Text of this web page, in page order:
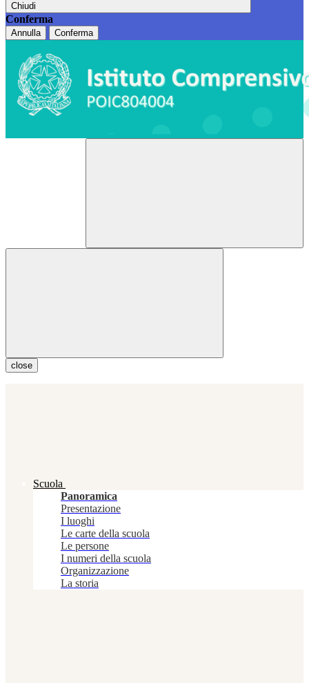
Chiudi
Conferma
Annulla Conferma
close
Scuola
Panoramica
Presentazione
I luoghi
Le carte della scuola
Le persone
I numeri della scuola
Organizzazione
La storia